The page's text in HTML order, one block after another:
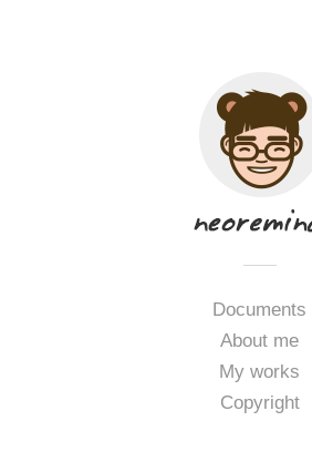
Documents
About me
My works
Copyright